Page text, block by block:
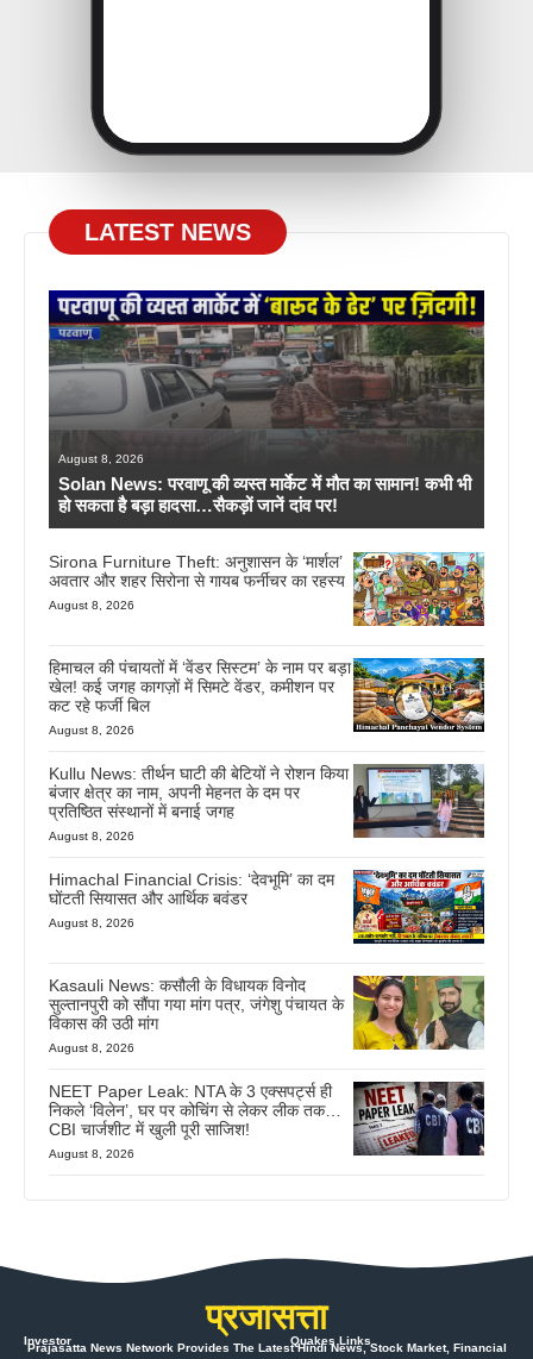
LATEST NEWS
August 8, 2026
Solan News: परवाणू की व्यस्त मार्केट में मौत का सामान! कभी भी
हो सकता है बड़ा हादसा…सैकड़ों जानें दांव पर!
Sirona Furniture Theft: अनुशासन के ‘मार्शल’
अवतार और शहर सिरोना से गायब फर्नीचर का रहस्य
August 8, 2026
हिमाचल की पंचायतों में ‘वेंडर सिस्टम’ के नाम पर बड़ा
खेल! कई जगह कागज़ों में सिमटे वेंडर, कमीशन पर
कट रहे फर्जी बिल
August 8, 2026
Kullu News: तीर्थन घाटी की बेटियों ने रोशन किया
बंजार क्षेत्र का नाम, अपनी मेहनत के दम पर
प्रतिष्ठित संस्थानों में बनाई जगह
August 8, 2026
Himachal Financial Crisis: ‘देवभूमि’ का दम
घोंटती सियासत और आर्थिक बवंडर
August 8, 2026
Kasauli News: कसौली के विधायक विनोद
सुल्तानपुरी को सौंपा गया मांग पत्र, जंगेशु पंचायत के
विकास की उठी मांग
August 8, 2026
NEET Paper Leak: NTA के 3 एक्सपर्ट्स ही
निकले ‘विलेन’, घर पर कोचिंग से लेकर लीक तक…
CBI चार्जशीट में खुली पूरी साजिश!
August 8, 2026
प्रजासत्ता
Prajasatta News Network Provides The Latest Hindi News, Stock Market, Financial
Investor Quakes Links